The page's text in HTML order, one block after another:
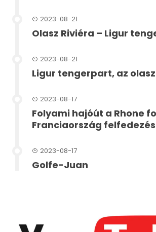
2023-08-21
Olasz Riviéra – Ligur
2023-08-21
Ligur tengerpart, az
2023-08-17
Folyami hajóút a Rhone
Franciaország
2023-08-17
Golfe-Juan